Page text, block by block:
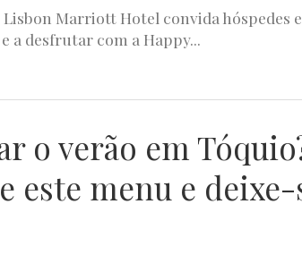
Marriott Hotel convida hóspedes e
a desfrutar com a Happy...
o verão em
este menu e deixe-